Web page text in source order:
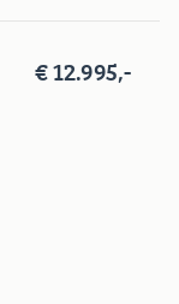
€ 12.995,-